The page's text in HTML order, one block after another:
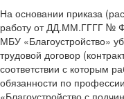
На основании приказа
работу от ДД.ММ.ГГГГ №
МБУ «Благоустройство»
трудовой договор
соответствии с которым
обязанности по
«Благоустройство с